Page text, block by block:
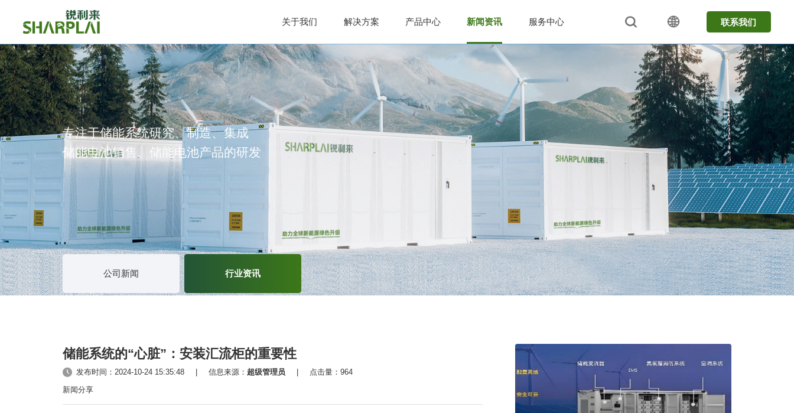
关于我们 解决方案 产品中心 新闻资讯 服务中心 联系我们
专注于储能系统研究、制造、集成
储能电池销售、储能电池产品的研发
公司新闻 行业资讯
储能系统的“心脏”：安装汇流柜的重要性
发布时间：2024-10-24 15:35:48 信息来源： 超级管理员 点击量：964
新闻分享